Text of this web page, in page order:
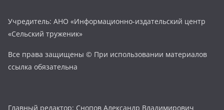
Учредитель: АНО «Информационно-издательский центр
«Сельский труженик»
Все права защищены © При использовании материалов
ссылка обязательна
Главный редактор: Снопов Александр Владимирович